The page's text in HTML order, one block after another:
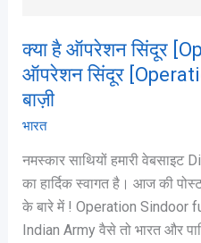
क्या है ऑपरेशन सिंदूर
ऑपरेशन सिंदूर
बाज़ी
भारत
नमस्कार साथियों हमारी
का हार्दिक स्वागत है। आज की
के बारे में ! Operation Sindoor
Indian Army वैसे तो भारत और
Sindoor]
ने
मारी
बाज़ी